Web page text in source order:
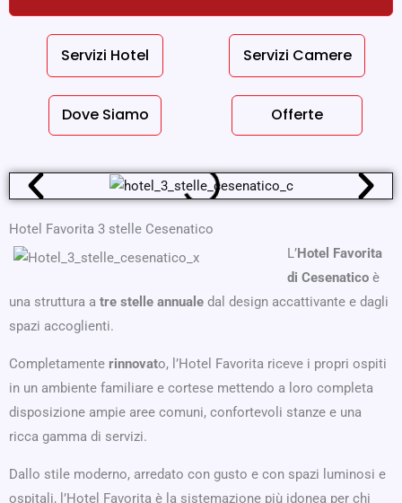
Servizi Hotel Servizi Camere
Dove Siamo Offerte
Hotel Favorita 3 stelle Cesenatico
L’Hotel Favorita
di Cesenatico è
una struttura a tre stelle annuale dal design accattivante e dagli
spazi accoglienti.
Completamente rinnovato, l’Hotel Favorita riceve i propri ospiti
in un ambiente familiare e cortese mettendo a loro completa
disposizione ampie aree comuni, confortevoli stanze e una
ricca gamma di servizi.
Dallo stile moderno, arredato con gusto e con spazi luminosi e
ospitali, l’Hotel Favorita è la sistemazione più idonea per chi